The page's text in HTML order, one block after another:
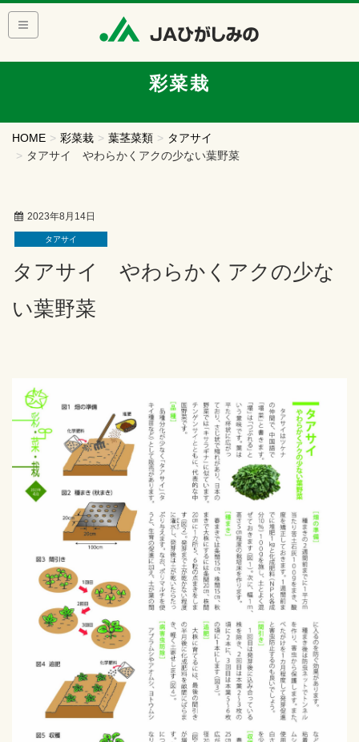
彩菜栽
HOME 彩菜栽 葉茎菜類
タアサイ
タアサイ やわらかくアクの少ない葉野菜
2023年8月14日
タアサイ
タアサイ やわらかくアクの少な
い葉野菜